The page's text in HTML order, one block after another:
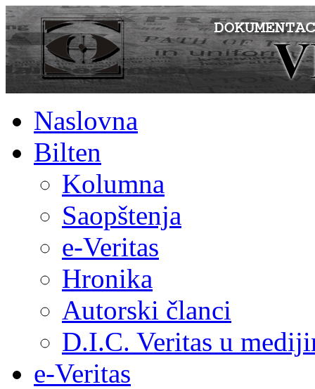
Naslovna
Bilten
Kolumna
Saopštenja
e-Veritas
Hronika
Autorski članci
D.I.C. Veritas u
e-Veritas